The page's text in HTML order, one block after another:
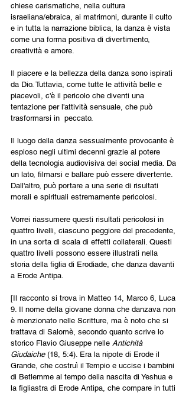
chiese carismatiche, nella cultura
israeliana/ebraica, ai matrimoni, durante il culto
e in tutta la narrazione biblica, la danza è vista
come una forma positiva di divertimento,
creatività e amore.
Il piacere e la bellezza della danza sono ispirati
da Dio. Tuttavia, come tutte le attività belle e
piacevoli, c'è il pericolo che diventi una
tentazione per l'attività sensuale, che può
trasformarsi in  peccato.
Il luogo della danza sessualmente provocante è
esploso negli ultimi decenni grazie al potere
della tecnologia audiovisiva dei social media. Da
un lato, filmarsi e ballare può essere divertente.
Dall'altro, può portare a una serie di risultati
morali e spirituali estremamente pericolosi.
Vorrei riassumere questi risultati pericolosi in
quattro livelli, ciascuno peggiore del precedente,
in una sorta di scala di effetti collaterali. Questi
quattro livelli possono essere illustrati nella
storia della figlia di Erodiade, che danza davanti
a Erode Antipa.
[Il racconto si trova in Matteo 14, Marco 6, Luca
9. Il nome della giovane donna che danzava non
è menzionato nelle Scritture, ma è noto che si
trattava di Salomè, secondo quanto scrive lo
storico Flavio Giuseppe nelle Antichità
Giudaiche (18, 5:4). Era la nipote di Erode il
Grande, che costruì il Tempio e uccise i bambini
di Betlemme al tempo della nascita di Yeshua e
la figliastra di Erode Antipa, che compare in tutti